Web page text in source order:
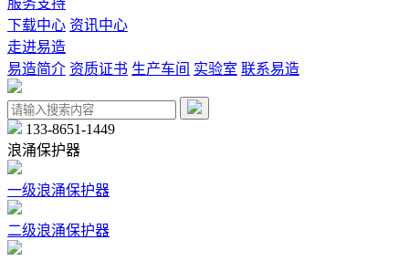
服务支持
下载中心 资讯中心
走进易造
易造简介 资质证书 生产车间 实验室 联系易造
133-8651-1449
浪涌保护器
一级浪涌保护器
二级浪涌保护器